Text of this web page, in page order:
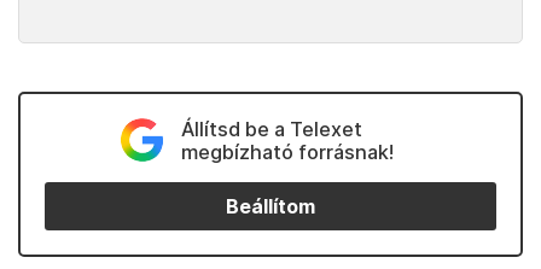
Állítsd be a Telexet
megbízható forrásnak!
Beállítom